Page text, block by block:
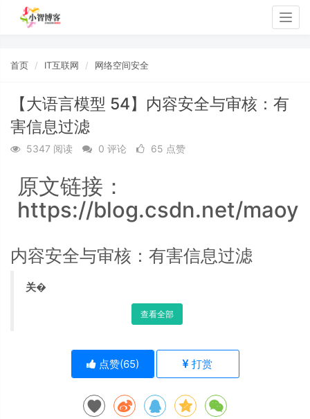
首页 IT互联网 网络空间安全
【大语言模型 54】内容安全与审核：有
害信息过滤
5347 阅读 0 评论 65 点赞
原文链接：
https://blog.csdn.net/
内容安全与审核：有害信息过滤
关�
查看全部
点赞(65) 打赏